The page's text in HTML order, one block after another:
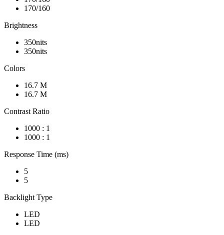
170/160
Brightness
350nits
350nits
Colors
16.7 M
16.7 M
Contrast Ratio
1000 : 1
1000 : 1
Response Time (ms)
5
5
Backlight Type
LED
LED